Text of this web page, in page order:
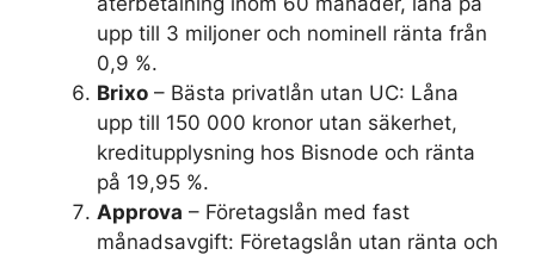
upp till 3 miljoner och nominell ränta från
0,9 %.
Brixo – Bästa privatlån utan UC: Låna
upp till 150 000 kronor utan säkerhet,
kreditupplysning hos Bisnode och ränta
på 19,95 %.
Approva – Företagslån med fast
månadsavgift: Företagslån utan ränta och